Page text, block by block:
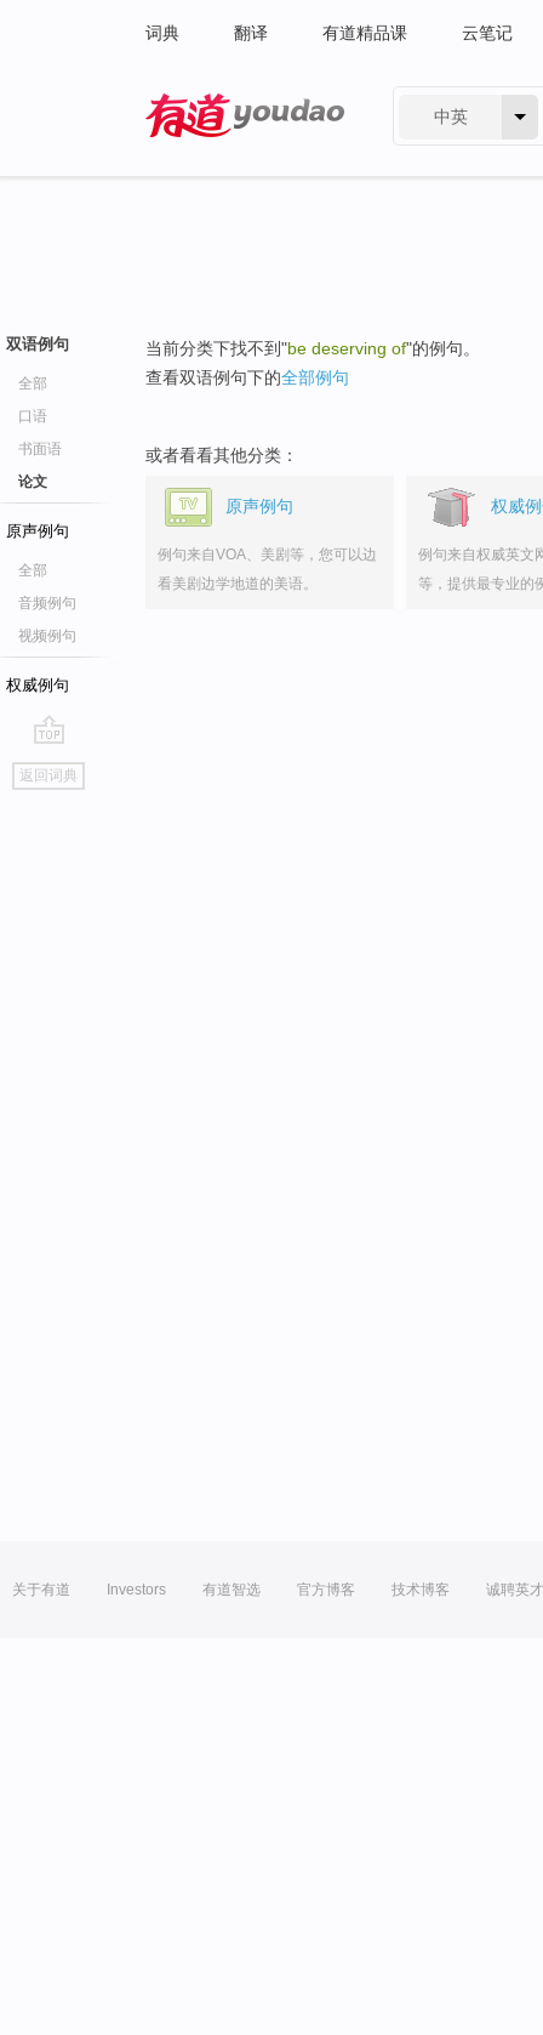
词典 翻译 有道精品课 云笔记
中英
双语例句
全部
口语
书面语
论文
原声例句
全部
音频例句
视频例句
权威例句
go
top
返回词典
当前分类下找不到"be deserving of"的例句。
查看双语例句下的全部例句
或者看看其他分类：
原声例句
例句来自VOA、美剧等，您可以边
看美剧边学地道的美语。
权威
例句来自权威英文
等，提供最专业的
关于有道 Investors 有道智选 官方博客 技术博客 诚聘英才